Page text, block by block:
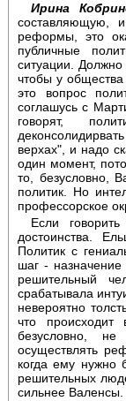
Ирина
составляющую,
реформы, это
публичные
ситуации.
чтобы у
это вопрос
соглашусь с
говорят,
верхах", и надо
один момент,
то, безусловно,
политик. Но
профессорское
Если
достоинства.
Политик с
шаг -
решительный
срабатывала
невероятно
что
безусловно,
осуществлять
когда ему нужно
решительных
сильнее Валенсы.